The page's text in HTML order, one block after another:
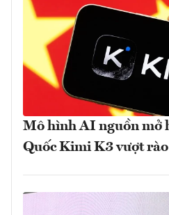
Mô hình AI nguồn mở
Quốc Kimi K3 vượt